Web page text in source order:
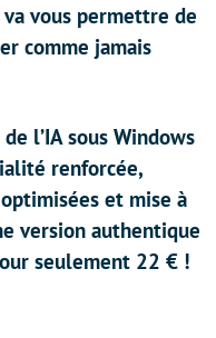
vous permettre de
comme jamais
l’IA sous Windows
renforcée,
et mise à
version authentique
seulement 22 € !